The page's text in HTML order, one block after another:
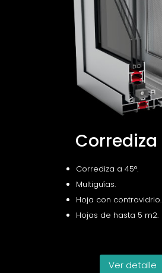
Corrediza
Corrediza a 45°.
Multiguías.
Hoja con contravidrio.
Hojas de hasta 5 m2.
Ver detalle